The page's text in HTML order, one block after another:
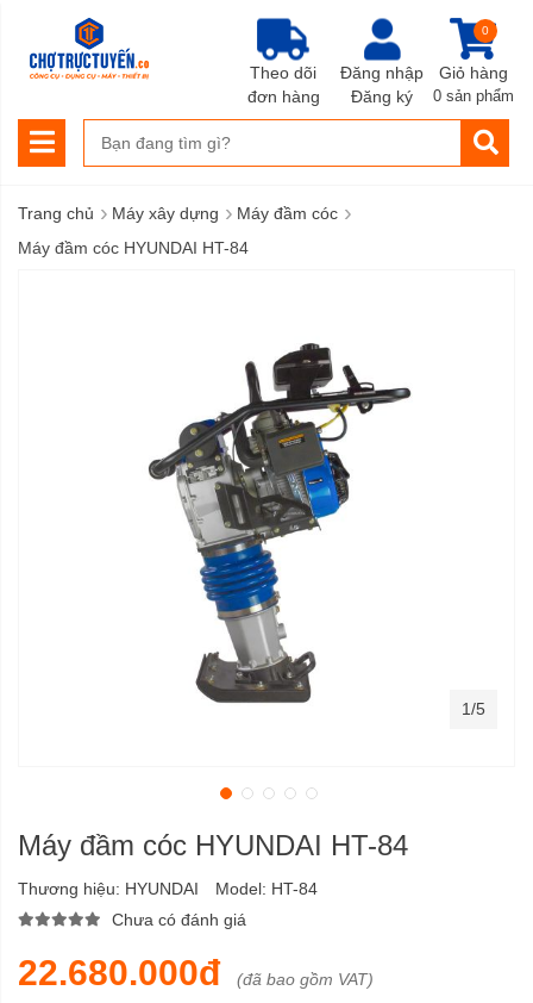
Đăng nhập
Đăng ký
Giỏ hàng
0
0 sản phẩm
Theo dõi
đơn hàng
Trang chủ › Máy xây dựng › Máy đầm cóc ›
Máy đầm cóc HYUNDAI HT-84
Máy đầm cóc HYUNDAI HT-84
Thương hiệu: HYUNDAI Model: HT-84
Chưa có đánh giá
22.680.000đ (đã bao gồm VAT)
1/5